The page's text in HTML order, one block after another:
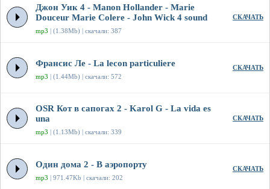
Джон Уик 4 - Manon Hollander - Marie
Douceur Marie Colere - John Wick 4 sound
mp3 | (1.38Mb) | скачали: 387
СКАЧАТЬ
Франсис Ле - La lecon particuliere
mp3 | (1.44Mb) | скачали: 572
СКАЧАТЬ
OSR Кот в сапогах 2 - Karol G - La vida es
una
mp3 | (1.13Mb) | скачали: 339
СКАЧАТЬ
Один дома 2 - В аэропорту
mp3 | 971.47Kb | скачали: 202
СКАЧАТЬ